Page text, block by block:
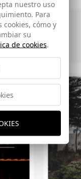
nuestro uso
Para
cómo y
su
de cookies.